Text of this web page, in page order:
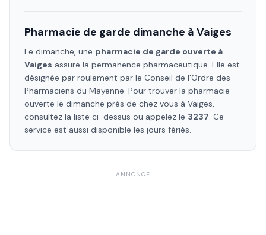
Pharmacie de garde dimanche à Vaiges
Le dimanche, une pharmacie de garde ouverte à
Vaiges assure la permanence pharmaceutique. Elle est
désignée par roulement par le Conseil de l'Ordre des
Pharmaciens du Mayenne. Pour trouver la pharmacie
ouverte le dimanche près de chez vous à Vaiges,
consultez la liste ci-dessus ou appelez le 3237. Ce
service est aussi disponible les jours fériés.
ANNONCE